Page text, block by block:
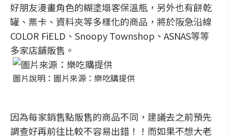
好朋友漫畫角色的糊塗塌客保溫瓶，另外也有餅乾
罐、票卡、資料夾等多樣化的商品，將於阪急沿線
COLOR FiELD、Snoopy Townshop、ASNAS等等
多家店舖販售。
圖片說明：圖片來源：樂吃購提供
因為每家銷售點販售的商品不同，建議去之前預先
調查好再前往比較不容易出錯！！而如果不想大老